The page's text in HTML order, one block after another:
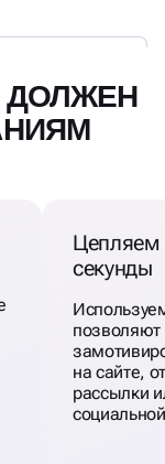
ДОЛЖЕН
Цепляем
секунды
позволяют
на сайте,
рассылки